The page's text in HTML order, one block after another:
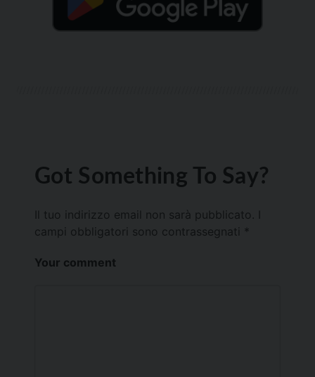
Got Something To Say?
Il tuo indirizzo email non sarà pubblicato.
campi obbligatori sono contrassegnati *
Your comment